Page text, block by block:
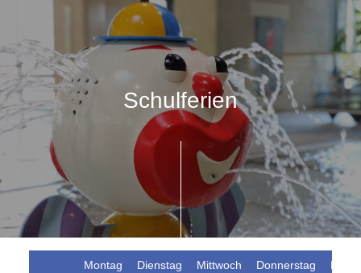
Schulferien
Montag Dienstag Mittwoch Donnerstag